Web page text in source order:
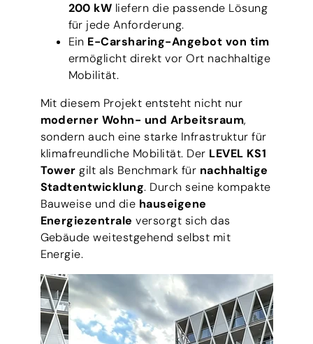
200 kW liefern die passende Lösung
für jede Anforderung.
Ein E-Carsharing-Angebot von tim
ermöglicht direkt vor Ort nachhaltige
Mobilität.
Mit diesem Projekt entsteht nicht nur
moderner Wohn- und Arbeitsraum,
sondern auch eine starke Infrastruktur für
klimafreundliche Mobilität. Der LEVEL KS1
Tower gilt als Benchmark für nachhaltige
Stadtentwicklung. Durch seine kompakte
Bauweise und die hauseigene
Energiezentrale versorgt sich das
Gebäude weitestgehend selbst mit
Energie.